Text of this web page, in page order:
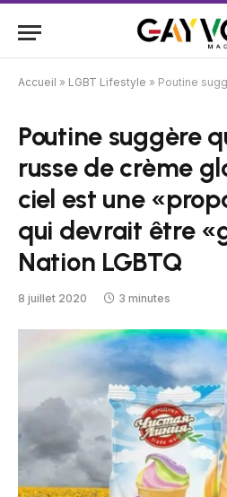
Accueil » LGBT Lifestyle » Poutine suggère qu'une marque russe de
Poutine suggère
russe de crème
ciel est une
qui devrait être
Nation LGBTQ
8 juillet 2020 3 minutes